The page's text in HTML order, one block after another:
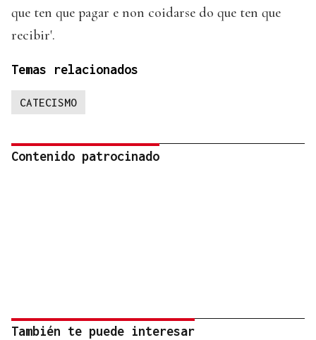
que ten que pagar e non coidarse do que ten que
recibir'.
Temas relacionados
CATECISMO
Contenido patrocinado
También te puede interesar